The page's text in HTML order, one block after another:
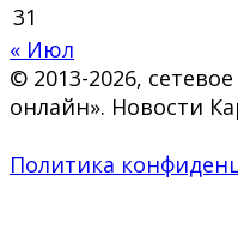
31
« Июл
© 2013-2026,
онлайн». Новости
Политика